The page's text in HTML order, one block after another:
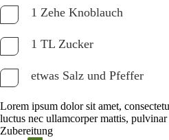
1 Zehe Knoblauch
1 TL Zucker
etwas Salz und Pfeffer
Lorem ipsum dolor sit amet,
luctus nec ullamcorper mattis, pulvinar
Zubereitung